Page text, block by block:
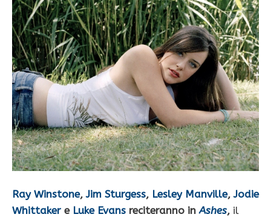
Ray Winstone,Jim Sturgess, Lesley Manville,Jodie
Whittaker e Luke Evans reciteranno inAshes, il